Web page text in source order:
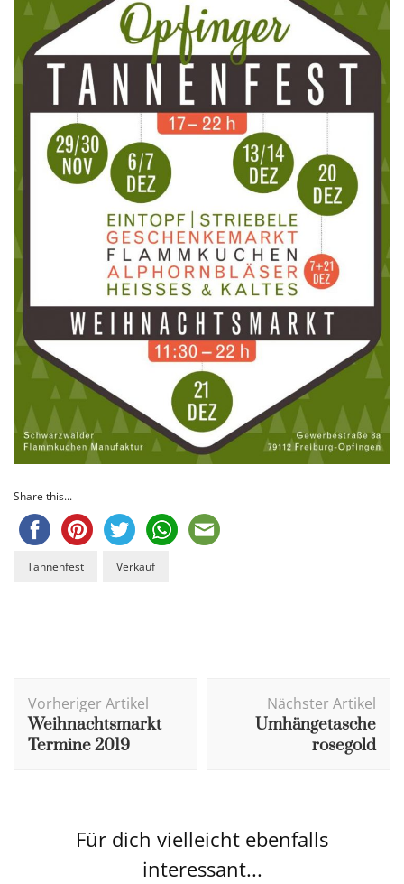
Share this...
Tannenfest Verkauf
Vorheriger Artikel
Weihnachtsmarkt
Termine 2019
Nächster Artikel
Umhängetasche
rosegold
Für dich vielleicht ebenfalls
interessant...